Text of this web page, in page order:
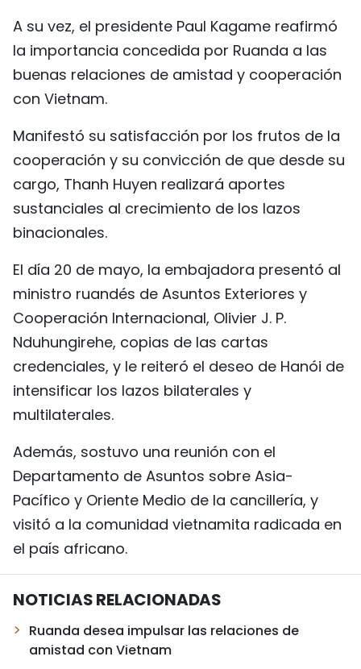
A su vez, el presidente Paul Kagame reafirmó
la importancia concedida por Ruanda a las
buenas relaciones de amistad y cooperación
con Vietnam.
Manifestó su satisfacción por los frutos de la
cooperación y su convicción de que desde su
cargo, Thanh Huyen realizará aportes
sustanciales al crecimiento de los lazos
binacionales.
El día 20 de mayo, la embajadora presentó al
ministro ruandés de Asuntos Exteriores y
Cooperación Internacional, Olivier J. P.
Nduhungirehe, copias de las cartas
credenciales, y le reiteró el deseo de Hanói de
intensificar los lazos bilaterales y
multilaterales.
Además, sostuvo una reunión con el
Departamento de Asuntos sobre Asia-
Pacífico y Oriente Medio de la cancillería, y
visitó a la comunidad vietnamita radicada en
el país africano.
NOTICIAS RELACIONADAS
Ruanda desea impulsar las relaciones de
amistad con Vietnam